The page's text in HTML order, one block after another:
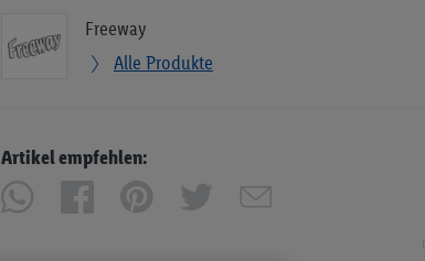
Freeway
Alle Produkte
Artikel empfehlen: